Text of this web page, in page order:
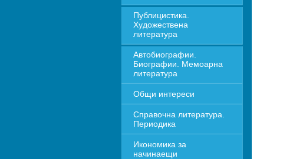
Публицистика.
Художествена
литература
Автобиографии.
Биографии. Мемоарна
литература
Общи интереси
Справочна литература.
Периодика
Икономика за
начинаещи